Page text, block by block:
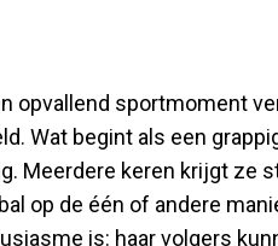
opvallend sportmoment
Wat begint als een
Meerdere keren krijgt ze
op de één of andere
is: haar volgers